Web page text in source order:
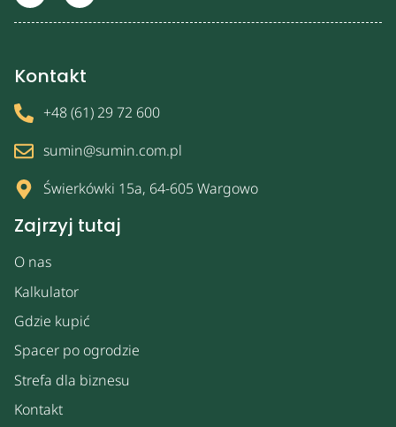
Zajrzyj tutaj
O nas
Kalkulator
Gdzie kupić
Spacer po ogrodzie
Strefa dla biznesu
Kontakt
Kontakt
+48 (61) 29 72 600
sumin@sumin.com.pl
Świerkówki 15a, 64-605 Wargowo